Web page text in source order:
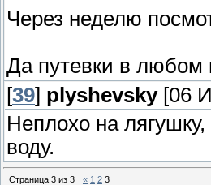
Через неделю
Да путевки в любом
[39] plyshevsky[06
Неплохо на
воду.
Страница 3 из 3 « 1 2 3